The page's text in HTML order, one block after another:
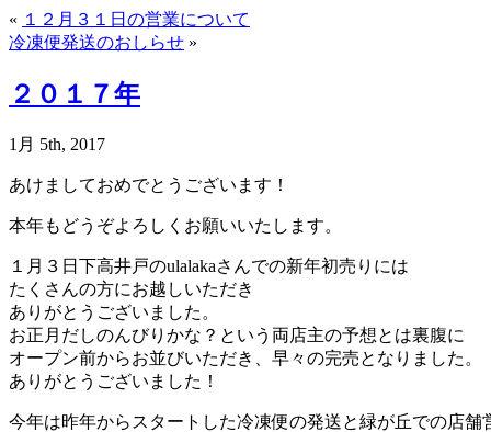
« １２月３１日の営業について
冷凍便発送のおしらせ »
２０１７年
1月 5th, 2017
あけましておめでとうございます！
本年もどうぞよろしくお願いいたします。
１月３日下高井戸のulalakaさんでの新年初売りには
たくさんの方にお越しいただき
ありがとうございました。
お正月だしのんびりかな？という両店主の予想とは裏腹に
オープン前からお並びいただき、早々の完売となりました。
ありがとうございました！
今年は昨年からスタートした冷凍便の発送と緑が丘での店舗